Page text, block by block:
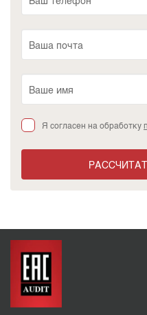
Я согласен на обработку